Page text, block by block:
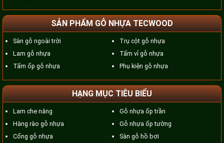
SẢN PHẨM GỖ NHỰA TECWOOD
Sàn gỗ ngoài trời
Lam gỗ nhựa
Tấm ốp gỗ nhựa
Trụ cột gỗ nhựa
Tấm vỉ gỗ nhựa
Phụ kiện gỗ nhựa
HẠNG MỤC TIÊU BIỂU
Lam che nắng
Hàng rào gỗ nhựa
Cổng gỗ nhựa
Gỗ nhựa ốp trần
Gỗ nhựa ốp tường
Sàn gỗ hồ bơi